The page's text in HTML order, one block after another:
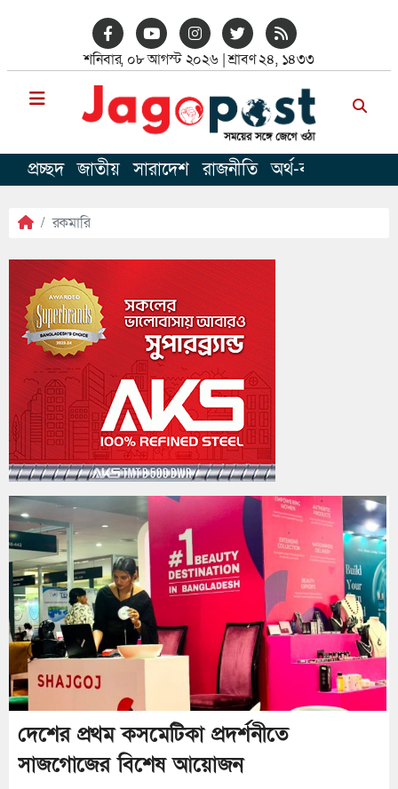
শনিবার, ০৮ আগস্ট ২০২৬ | শ্রাবণ ২৪, ১৪৩৩
প্রচ্ছদ জাতীয় সারাদেশ রাজনীতি অর্থ-বাণিজ
রকমারি
দেশের প্রথম কসমেটিকা প্রদর্শনীতে
সাজগোজের বিশেষ আয়োজন